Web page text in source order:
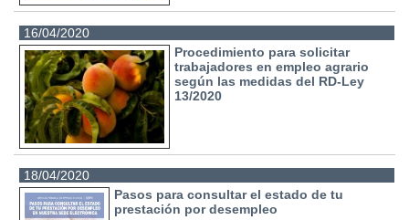
16/04/2020
Procedimiento para solicitar
trabajadores en empleo agrario
según las medidas del RD-Ley
13/2020
18/04/2020
Pasos para consultar el estado de tu
prestación por desempleo